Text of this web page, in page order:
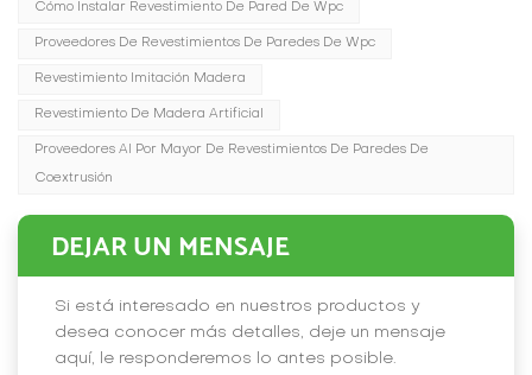
Cómo Instalar Revestimiento De Pared De Wpc
Proveedores De Revestimientos De Paredes De Wpc
Revestimiento Imitación Madera
Revestimiento De Madera Artificial
Proveedores Al Por Mayor De Revestimientos De Paredes De
Coextrusión
DEJAR UN MENSAJE
Si está interesado en nuestros productos y
desea conocer más detalles, deje un mensaje
aquí, le responderemos lo antes posible.